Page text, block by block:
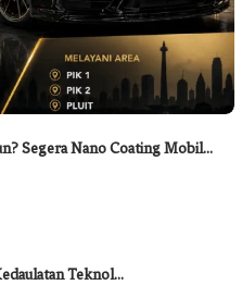
Segera Nano Coating Mobil…
Teknol…